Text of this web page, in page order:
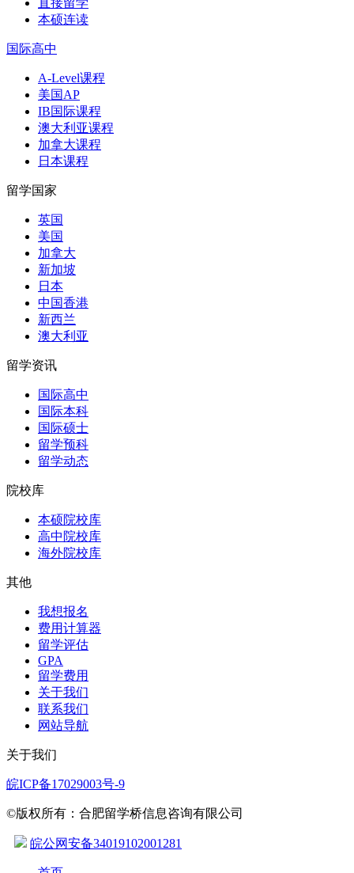
本硕连读
国际高中
A-Level课程
美国AP
IB国际课程
澳大利亚课程
加拿大课程
日本课程
留学国家
英国
美国
加拿大
新加坡
日本
中国香港
新西兰
澳大利亚
留学资讯
国际高中
国际本科
国际硕士
留学预科
留学动态
院校库
本硕院校库
高中院校库
海外院校库
其他
我想报名
费用计算器
留学评估
GPA
留学费用
关于我们
联系我们
网站导航
关于我们
皖ICP备17029003号-9
©版权所有：合肥留学桥信息咨询有限公司
皖公网安备34019102001281